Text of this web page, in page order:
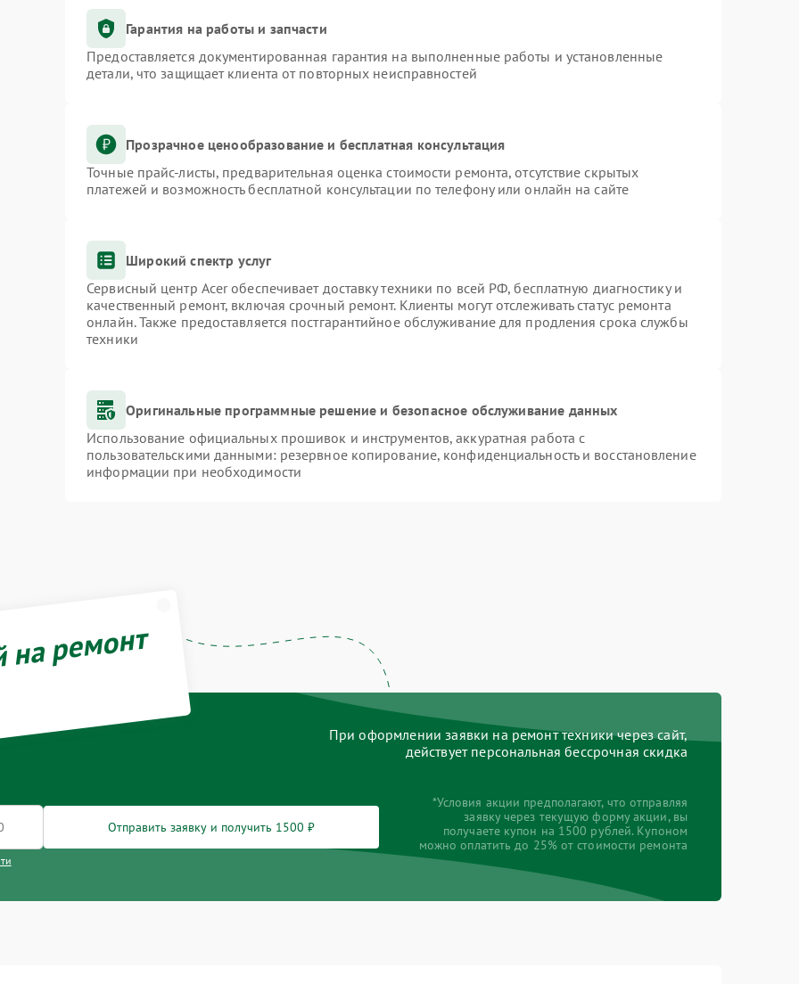
Гарантия на работы и запчасти
Предоставляется документированная гарантия на выполненные работы и установленные
детали, что защищает клиента от повторных неисправностей
Прозрачное ценообразование и бесплатная консультация
Точные прайс-листы, предварительная оценка стоимости ремонта, отсутствие скрытых
платежей и возможность бесплатной консультации по телефону или онлайн на сайте
Широкий спектр услуг
Сервисный центр Acer обеспечивает доставку техники по всей РФ, бесплатную диагностику и
качественный ремонт, включая срочный ремонт. Клиенты могут отслеживать статус ремонта
онлайн. Также предоставляется постгарантийное обслуживание для продления срока службы
техники
Оригинальные программные решение и безопасное обслуживание данных
Использование официальных прошивок и инструментов, аккуратная работа с
пользовательскими данными: резервное копирование, конфиденциальность и восстановление
информации при необходимости
ремонт
При оформлении заявки на ремонт техники через сайт,
действует персональная бессрочная скидка
Отправить заявку и получить 1500 ₽
*Условия акции предполагают, что отправляя
заявку через текущую форму акции, вы
получаете купон на 1500 рублей. Купоном
можно оплатить до 25% от стоимости ремонта